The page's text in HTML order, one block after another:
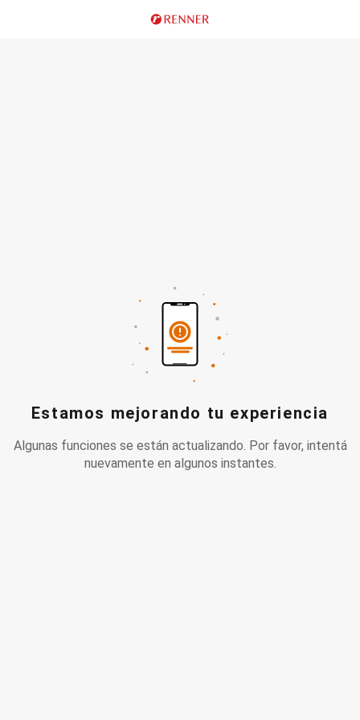
Estamos mejorando tu experiencia
Algunas funciones se están actualizando. Por favor, intentá
nuevamente en algunos instantes.